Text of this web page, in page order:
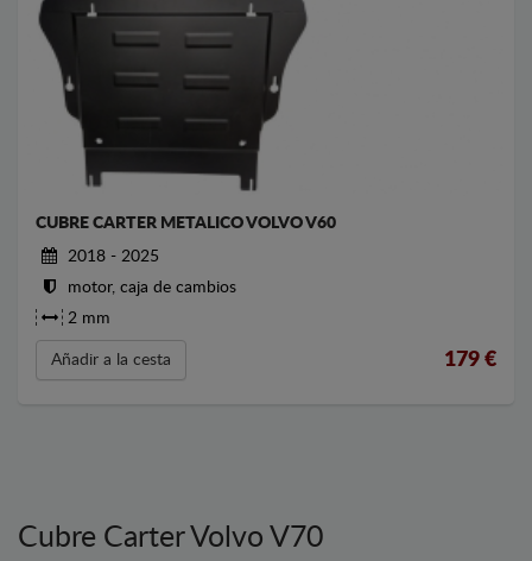
CUBRE CARTER METALICO VOLVO V60
2018 - 2025
motor, caja de cambios
2 mm
Añadir a la cesta 179 €
Cubre Carter Volvo V70